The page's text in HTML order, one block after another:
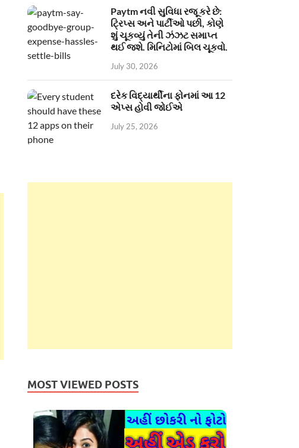
Paytm નવી સુવિધા રજૂ કરે છે:
ટ્રિપ્સ અને પાર્ટીઓ પછી, કોણે
શું ચૂકવ્યું તેની ઝંઝટ સમાપ્ત
થઈ જશે. મિનિટોમાં બિલ ચૂકવો.
July 30, 2026
દરેક વિદ્યાર્થીના ફોનમાં આ 12
એપ્સ હોવી જોઈએ
July 25, 2026
MOST VIEWED POSTS